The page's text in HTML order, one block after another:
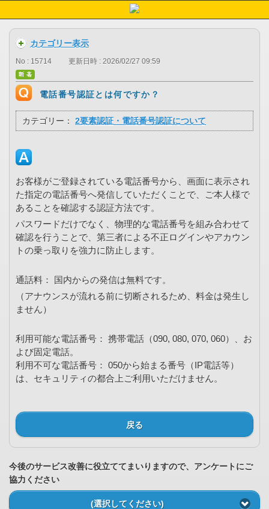
カテゴリー表示
No : 15714 更新日時 : 2026/02/27 09:59
電話番号認証とは何ですか？
カテゴリー： 2要素認証・電話番号認証について
お客様がご登録されている電話番号から、画面に表示され
た指定の電話番号へ発信していただくことで、ご本人様で
あることを確認する認証方法です。
パスワードだけでなく、物理的な電話番号を組み合わせて
確認を行うことで、第三者による不正ログインやアカウン
トの乗っ取りを強力に防止します。
通話料： 国内からの発信は無料です。
（アナウンスが流れる前に切断されるため、料金は発生し
ません）
利用可能な電話番号： 携帯電話（090, 080, 070, 060）、お
よび固定電話。
利用不可な電話番号： 050から始まる番号（IP電話等）
は、セキュリティの都合上ご利用いただけません。
戻る
今後のサービス改善に役立ててまいりますので、アンケートにご
協力ください
(選択してください)